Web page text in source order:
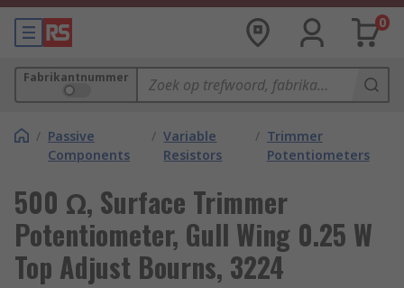
0
Fabrikantnummer
/ Passive
Components
/ Variable
Resistors
/ Trimmer
Potentiometers
500 Ω, Surface Trimmer
Potentiometer, Gull Wing 0.25 W
Top Adjust Bourns, 3224